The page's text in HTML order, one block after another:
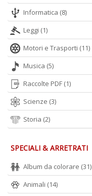
Informatica (8)
Leggi (1)
Motori e Trasporti (11)
Musica (5)
Raccolte PDF (1)
Scienze (3)
Storia (2)
SPECIALI & ARRETRATI
Album da colorare (31)
Animali (14)